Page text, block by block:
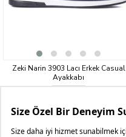
Zeki Narin 3903 Lacı Erkek Casual
Ayakkabı
3 AL 4.BEDAVA